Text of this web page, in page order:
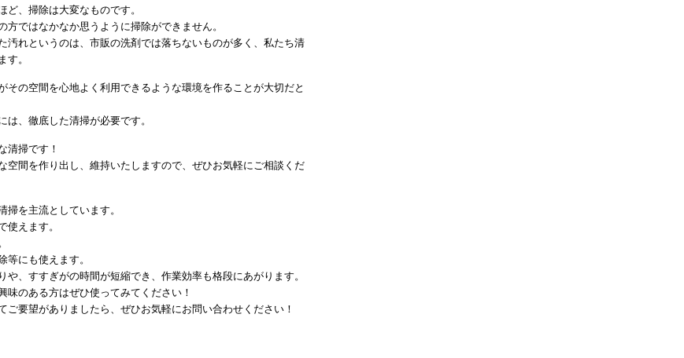
、掃除は大変なものです。
ではなかなか思うように掃除ができません。
汚れというのは、市販の洗剤では落ちないものが多く、私たち清
す。
の空間を心地よく利用できるような環境を作ることが大切だと
、徹底した清掃が必要です。
清掃です！
空間を作り出し、維持いたしますので、ぜひお気軽にご相談くだ
掃を主流としています。
使えます。
等にも使えます。
、すすぎがの時間が短縮でき、作業効率も格段にあがります。
のある方はぜひ使ってみてください！
要望がありましたら、ぜひお気軽にお問い合わせください！